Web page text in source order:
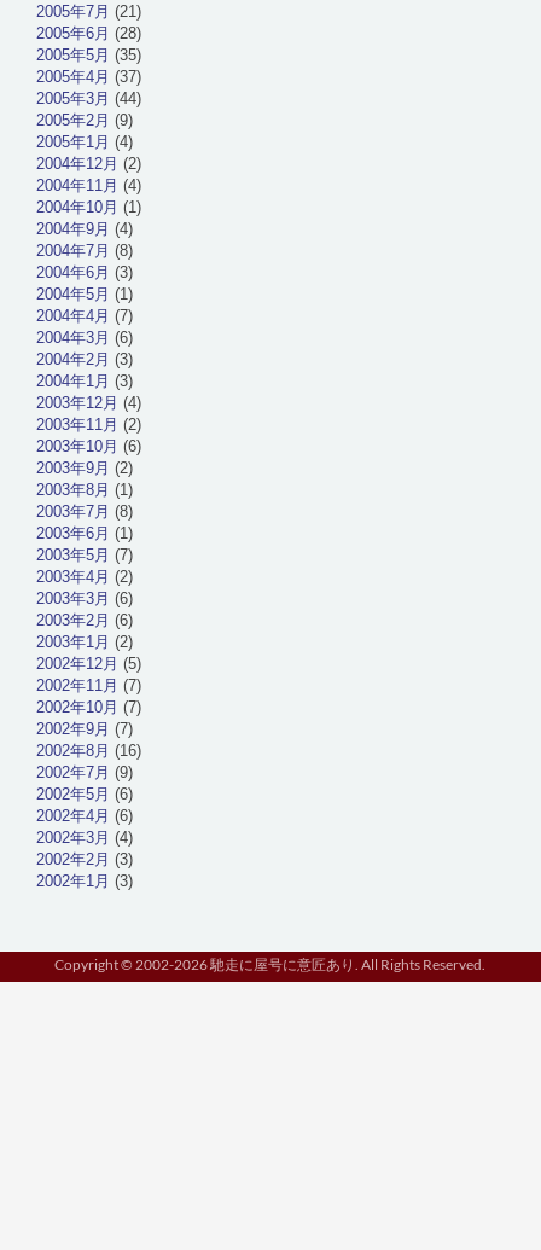
2005年7月 (21)
2005年6月 (28)
2005年5月 (35)
2005年4月 (37)
2005年3月 (44)
2005年2月 (9)
2005年1月 (4)
2004年12月 (2)
2004年11月 (4)
2004年10月 (1)
2004年9月 (4)
2004年7月 (8)
2004年6月 (3)
2004年5月 (1)
2004年4月 (7)
2004年3月 (6)
2004年2月 (3)
2004年1月 (3)
2003年12月 (4)
2003年11月 (2)
2003年10月 (6)
2003年9月 (2)
2003年8月 (1)
2003年7月 (8)
2003年6月 (1)
2003年5月 (7)
2003年4月 (2)
2003年3月 (6)
2003年2月 (6)
2003年1月 (2)
2002年12月 (5)
2002年11月 (7)
2002年10月 (7)
2002年9月 (7)
2002年8月 (16)
2002年7月 (9)
2002年5月 (6)
2002年4月 (6)
2002年3月 (4)
2002年2月 (3)
2002年1月 (3)
Copyright © 2002-2026 馳走に屋号に意匠あり. All Rights Reserved.